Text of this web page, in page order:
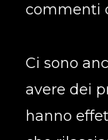
commenti
Ci sono
avere dei
hanno